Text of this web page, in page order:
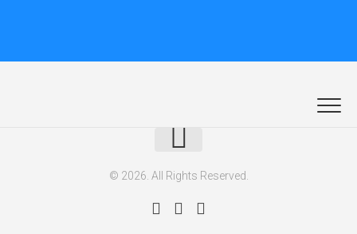
© 2026. All Rights Reserved.